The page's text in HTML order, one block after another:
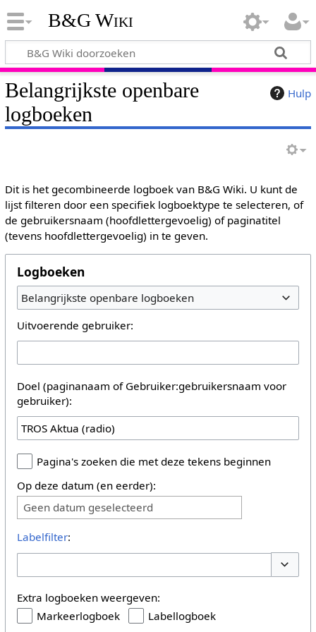
B&G Wiki
Hulp
Belangrijkste openbare
logboeken
Dit is het gecombineerde logboek van B&G Wiki. U kunt de
lijst filteren door een specifiek logboektype te selecteren, of
de gebruikersnaam (hoofdlettergevoelig) of paginatitel
(tevens hoofdlettergevoelig) in te geven.
Logboeken
Belangrijkste openbare logboeken
Uitvoerende gebruiker:
Doel (paginanaam of Gebruiker:gebruikersnaam voor
gebruiker):
Pagina's zoeken die met deze tekens beginnen
Op deze datum (en eerder):
Geen datum geselecteerd
Labelfilter:
Extra logboeken weergeven:
Markeerlogboek
Labellogboek